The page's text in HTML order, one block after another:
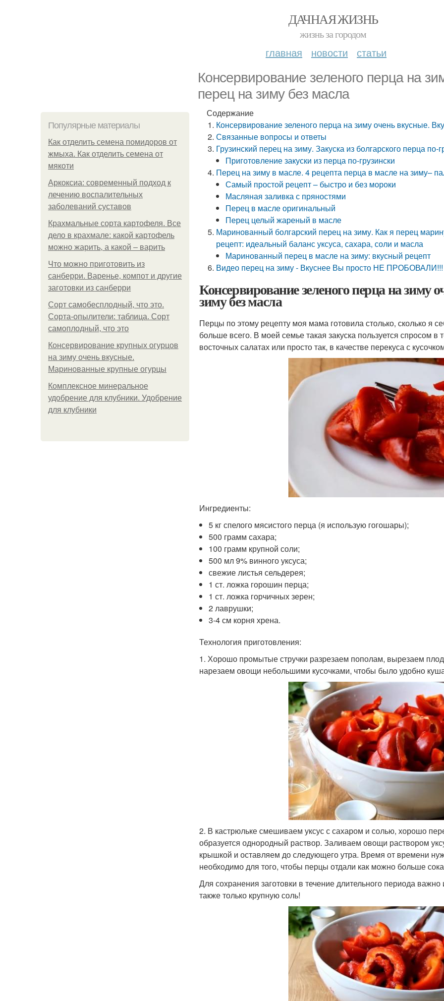
ДАЧНАЯ ЖИЗНЬ
жизнь за городом
главная новости статьи
Консервирование зеленого перца на
перец на зиму без масла
Популярные материалы
Как отделить семена помидоров от
жмыха. Как отделить семена от
мякоти
Аркоксиа: современный подход к
лечению воспалительных
заболеваний суставов
Крахмальные сорта картофеля. Все
дело в крахмале: какой картофель
можно жарить, а какой – варить
Что можно приготовить из
санберри. Варенье, компот и другие
заготовки из санберри
Сорт самобесплодный, что это.
Сорта-опылители: таблица. Сорт
самоплодный, что это
Консервирование крупных огурцов
на зиму очень вкусные.
Маринованные крупные огурцы
Комплексное минеральное
удобрение для клубники. Удобрение
для клубники
Содержание
Консервирование зеленого перца на зиму очень вкусные.
Связанные вопросы и ответы
Грузинский перец на зиму. Закуска из болгарского перца по-
Приготовление закуски из перца по-грузински
Перец на зиму в масле. 4 рецепта перца в масле на зиму–
Самый простой рецепт – быстро и без мороки
Масляная заливка с пряностями
Перец в масле оригинальный
Перец целый жареный в масле
Маринованный болгарский перец на зиму. Как я перец
рецепт: идеальный баланс уксуса, сахара, соли и масла
Маринованный перец в масле на зиму: вкусный рецепт
Видео перец на зиму - Вкуснее Вы просто НЕ ПРОБОВАЛИ!!!
Консервирование зеленого перца на зиму
зиму без масла
Перцы по этому рецепту моя мама готовила столько, сколько я
больше всего. В моей семье такая закуска пользуется спросом
восточных салатах или просто так, в качестве перекуса с
Ингредиенты:
5 кг спелого мясистого перца (я использую гогошары);
500 грамм сахара;
100 грамм крупной соли;
500 мл 9% винного уксуса;
свежие листья сельдерея;
1 ст. ложка горошин перца;
1 ст. ложка горчичных зерен;
2 лаврушки;
3-4 см корня хрена.
Технология приготовления:
1. Хорошо промытые стручки разрезаем пополам, вырезаем
нарезаем овощи небольшими кусочками, чтобы было удобно
2. В кастрюльке смешиваем уксус с сахаром и солью, хорошо
образуется однородный раствор. Заливаем овощи раствором
крышкой и оставляем до следующего утра. Время от времени
необходимо для того, чтобы перцы отдали как можно больше
Для сохранения заготовки в течение длительного периода
также только крупную соль!